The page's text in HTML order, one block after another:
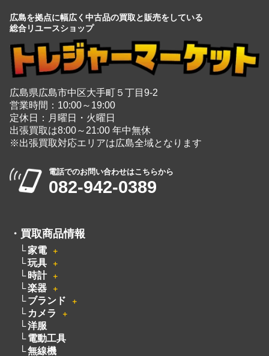
広島県広島市中区大手町５丁目9-2
営業時間：10:00～19:00
定休日：月曜日・火曜日
出張買取は8:00～21:00 年中無休
※出張買取対応エリアは広島全域となります
電話でのお問い合わせはこちらから
082-942-0389
・買取商品情報
楽器 ＋
ブランド
カメラ
洋服
電動工具
無線機
ピアノ
厨房機器
着物
骨董品